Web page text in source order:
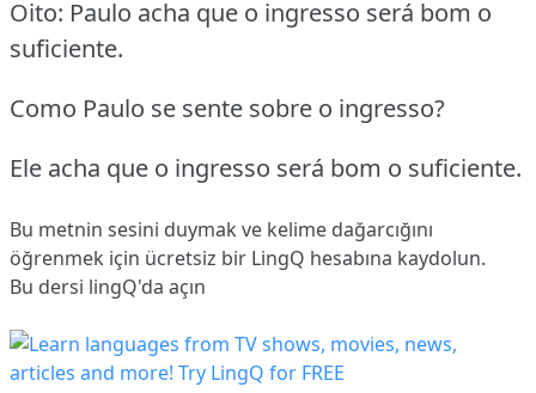
Oito: Paulo acha que o ingresso será bom o
suficiente.
Como Paulo se sente sobre o ingresso?
Ele acha que o ingresso será bom o suficiente.
Bu metnin sesini duymak ve kelime dağarcığını
öğrenmek için ücretsiz bir LingQ hesabına kaydolun.
Bu dersi lingQ'da açın